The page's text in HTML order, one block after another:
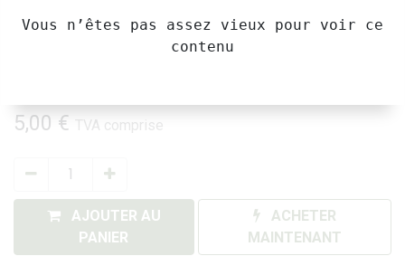
Kanut Pre-roll Blueberry 1g
5,00 € TVA comprise
AJOUTER AU
PANIER
ACHETER
MAINTENANT
Vous n’êtes pas assez vieux pour voir ce
contenu